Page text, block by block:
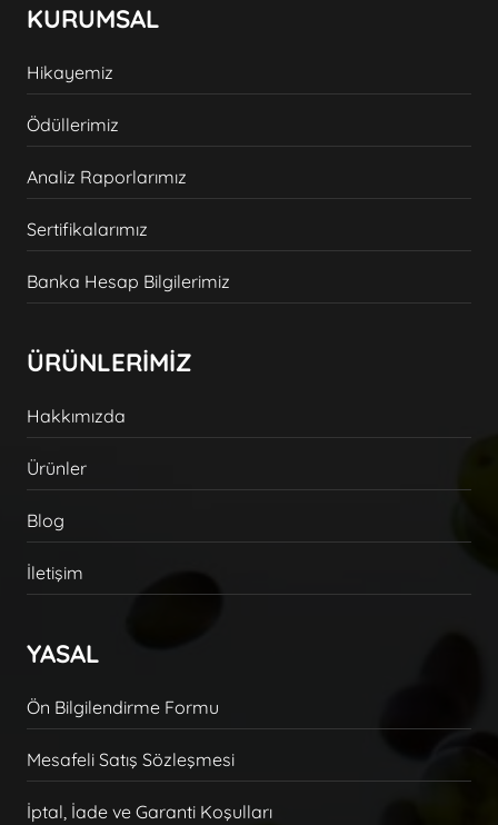
KURUMSAL
Hikayemiz
Ödüllerimiz
Analiz Raporlarımız
Sertifikalarımız
Banka Hesap Bilgilerimiz
ÜRÜNLERİMİZ
Hakkımızda
Ürünler
Blog
İletişim
YASAL
Ön Bilgilendirme Formu
Mesafeli Satış Sözleşmesi
İptal, İade ve Garanti Koşulları